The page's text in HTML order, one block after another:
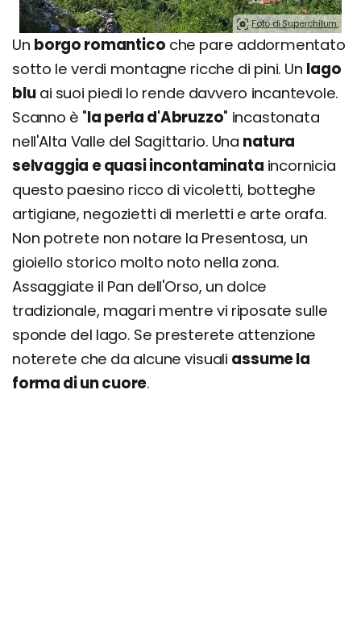
Foto di Superchilum.
Un borgo romantico che pare addormentato
sotto le verdi montagne ricche di pini. Un lago
bluai suoi piedi lo rende davvero incantevole.
Scanno è "la perla d'Abruzzo" incastonata
nell'Alta Valle del Sagittario. Una natura
selvaggia e quasi incontaminata incornicia
questo paesino ricco di vicoletti, botteghe
artigiane, negozietti di merletti e arte orafa.
Non potrete non notare la Presentosa, un
gioiello storico molto noto nella zona.
Assaggiate il Pan dell'Orso, un dolce
tradizionale, magari mentre vi riposate sulle
sponde del lago. Se presterete attenzione
noterete che da alcune visuali assume la
forma di un cuore.